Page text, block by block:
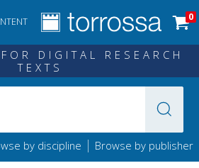
0
DIGITAL RESEARCH
TEXTS
by discipline | Browse by publisher